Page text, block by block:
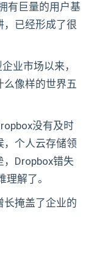
有巨量的用户基
，已经形成了很
业市场以来，
么像样的世界五
没有及时
，个人云存储领
Dropbox错失
解了。
长掩盖了企业的